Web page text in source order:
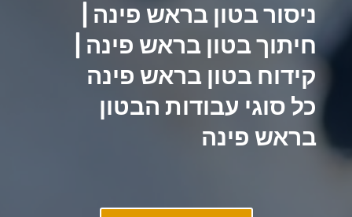
ניסור בטון בראש פינה |
חיתוך בטון בראש פינה |
קידוח בטון בראש פינה
כל סוגי עבודות הבטון
בראש פינה